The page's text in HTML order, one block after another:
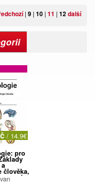
| 9 | 10 | 11 | 12další
/ 14.9€
pro
člověka,
a